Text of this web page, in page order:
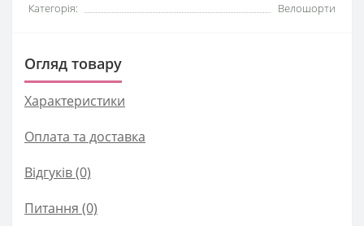
Категорія:
Велошорти
Огляд товару
Характеристики
Оплата та доставка
Відгуків (0)
Питання (0)